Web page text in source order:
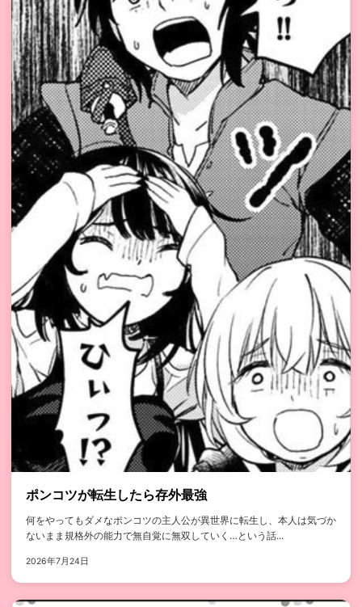
ポンコツが転生したら存外最強
何をやってもダメなポンコツの主人公が異世界に転生し、本人は気づか
ないまま規格外の能力で無自覚に無双していく…という話...
2026年7月24日